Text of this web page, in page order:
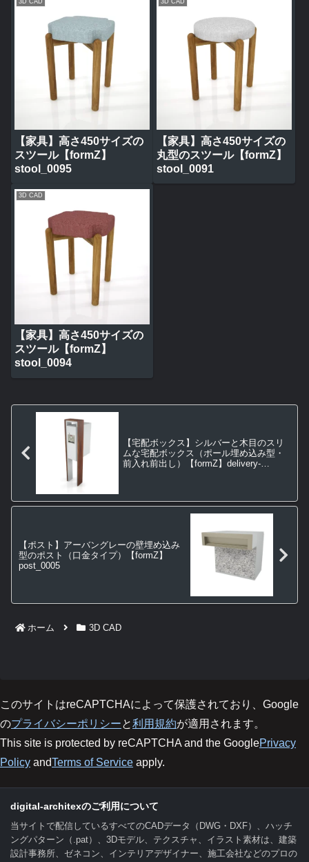
【家具】高さ450サイズの
スツール【formZ】
stool_0095
【家具】高さ450サイズの
丸型のスツール【formZ】
stool_0091
3D CAD
【家具】高さ450サイズの
スツール【formZ】
stool_0094
【宅配ボックス】シルバーと木目のスリ
ムな宅配ボックス（ポール埋め込み型・
前入れ前出し）【formZ】delivery-
【ポスト】アーバングレーの壁埋め込み
型のポスト（口金タイプ）【formZ】
post_0005
ホーム 3D CAD
このサイトはreCAPTCHAによって保護されており、Google
のプライバシーポリシーと利用規約が適用されます。
This site is protected by reCAPTCHA and the GooglePrivacy
Policy andTerms of Service apply.
digital-architexのご利用について
当サイトで配信しているすべてのCADデータ（DWG・DXF）、ハッチ
ングパターン（.pat）、3Dモデル、テクスチャ、イラスト素材は、建築
設計事務所、ゼネコン、インテリアデザイナー、施工会社などのプロの